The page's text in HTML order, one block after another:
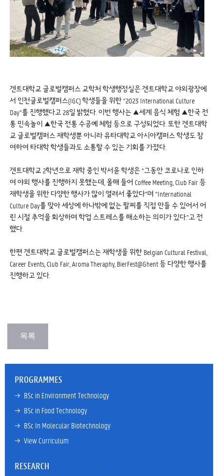
겐트대학교 글로벌캠퍼스 교학처 학생행정실은 겐트대학교 야외광장에
서 인천글로벌캠퍼스(IGC) 학생들을 위한 “2023 International Culture
Day”를 진행했다고 28일 밝혔다. 이번 행사는 ▲세계 음식 체험 ▲한국 전
통 민속놀이 ▲한국 전통 수공예 체험 등으로 구성되었다. 또한 겐트대학
교 글로벌캠퍼스 재학생뿐 아니라 유타대학교 아시아캠퍼스 학생도 참
여하여 타대학 학생들과도 소통할 수 있는 기회를 가졌다.
겐트대학교 2학년으로 재학 중인 박서윤 학생은 “그동안 코로나로 인하
여 야외 행사를 진행하지 못했는데, 올해 들어 Coffee Meeting, Club Fair 등
재학생을 위한 다양한 행사가 많이 열려서 좋았다”며 “International
Culture Day를 맞아 세상에 하나밖에 없는 팔찌를 직접 만들 수 있어서 어
린 시절 추억을 회상하며 학업 스트레스를 해소하는 의미가 있다.”고 전
했다.
한편 겐트대학교 글로벌캠퍼스는 재학생을 위한 Belgian Cultural Festival,
Career Events, Club Fair, Aroma Theraphy, BierFest@Ghent 등 다양한 행사를
진행하고 있다.
PROGRAMMES
→ BSc in Environment Technology
→ BSc in Food Technology
→ BSc In Molecular Biotechnology
→ View Curriculum
RESEARCH